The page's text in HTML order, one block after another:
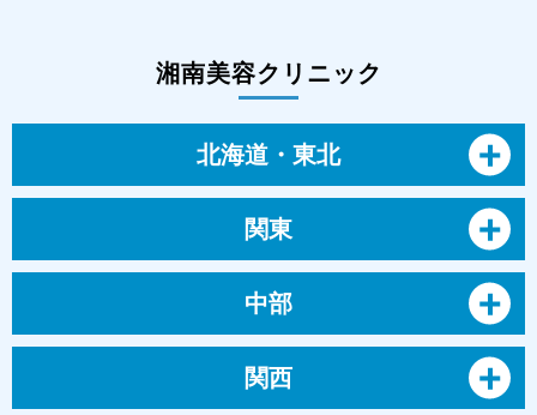
湘南美容クリニック
北海道・東北
関東
中部
関西